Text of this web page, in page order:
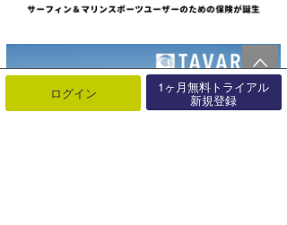
ログイン 1ヶ月無料トライアル
新規登録